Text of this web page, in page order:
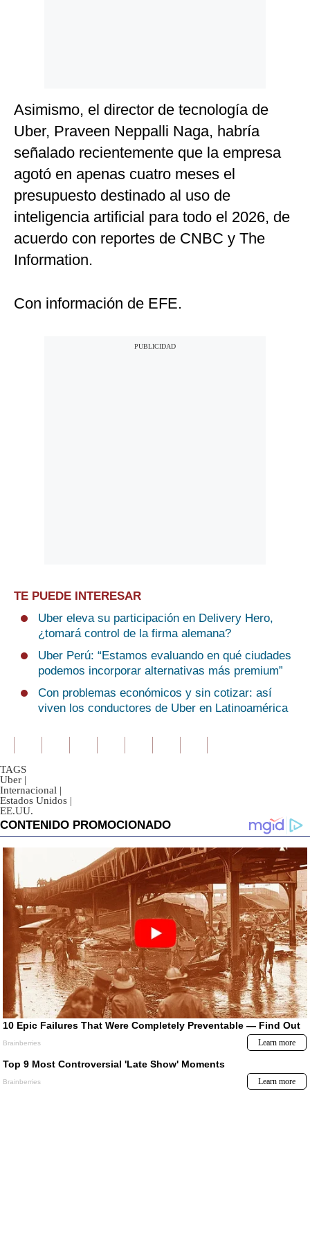
Asimismo, el director de tecnología de
Uber, Praveen Neppalli Naga, habría
señalado recientemente que la empresa
agotó en apenas cuatro meses el
presupuesto destinado al uso de
inteligencia artificial para todo el 2026, de
acuerdo con reportes de CNBC y The
Information.
Con información de EFE.
TE PUEDE INTERESAR
Uber eleva su participación en Delivery Hero,
¿tomará control de la firma alemana?
Uber Perú: “Estamos evaluando en qué ciudades
podemos incorporar alternativas más premium”
Con problemas económicos y sin cotizar: así
viven los conductores de Uber en Latinoamérica
TAGS
Uber |
Internacional |
Estados Unidos |
EE.UU.